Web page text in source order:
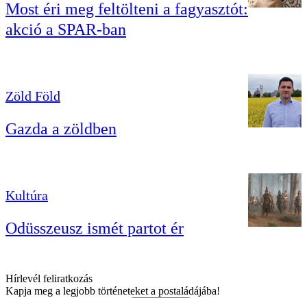
Most éri meg feltölteni a fagyasztót:
akció a SPAR-ban
Zöld Föld
Gazda a zöldben
Kultúra
Odüsszeusz ismét partot ér
Hírlevél feliratkozás
Kapja meg a legjobb történeteket a postaládájába!